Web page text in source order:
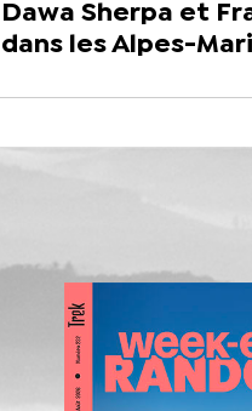
Dawa Sherpa et
dans les Alpes-